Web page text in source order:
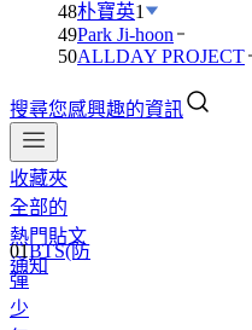
48朴寶英1
49Park Ji-hoon
50ALLDAY PROJECT
搜尋您感興趣的資訊
收藏夾
全部的
熱門貼文
通知
01BTS(防
彈
少